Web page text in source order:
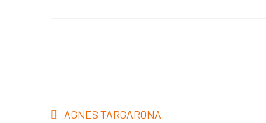
Navegació
Entrada
AGNES TARGARONA